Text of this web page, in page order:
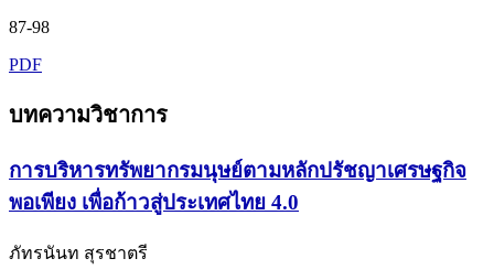
87-98
PDF
บทความวิชาการ
การบริหารทรัพยากรมนุษย์ตามหลักปรัชญาเศรษฐกิจ
พอเพียง เพื่อก้าวสู่ประเทศไทย 4.0
ภัทรนันท สุรชาตรี